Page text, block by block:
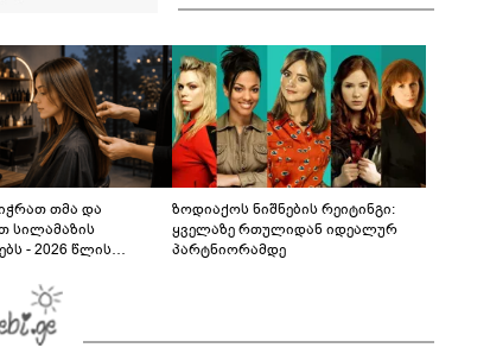
თმა და
სილამაზის
- 2026 წლის
ზოდიაქოს ნიშნების რეიტინგი:
ყველაზე რთულიდან იდეალურ
პარტნიორამდე